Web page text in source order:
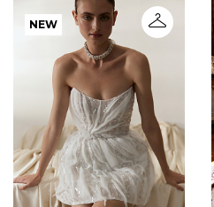
NEW